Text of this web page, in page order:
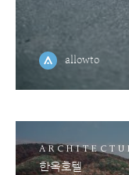
allowto
한옥호텔